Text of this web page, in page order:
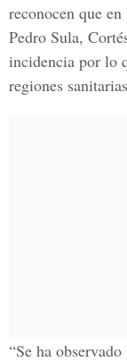
reconocen que
Pedro Sula,
incidencia por lo
regiones
“Se ha